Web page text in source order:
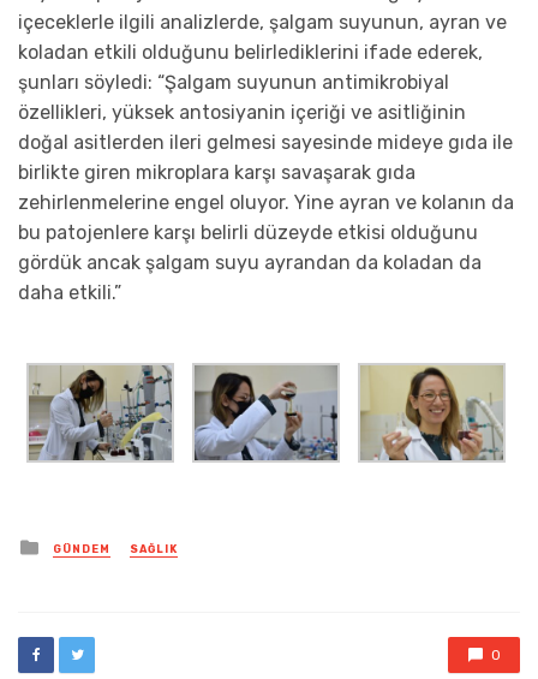
içeceklerle ilgili analizlerde, şalgam suyunun, ayran ve
koladan etkili olduğunu belirlediklerini ifade ederek,
şunları söyledi: “Şalgam suyunun antimikrobiyal
özellikleri, yüksek antosiyanin içeriği ve asitliğinin
doğal asitlerden ileri gelmesi sayesinde mideye gıda ile
birlikte giren mikroplara karşı savaşarak gıda
zehirlenmelerine engel oluyor. Yine ayran ve kolanın da
bu patojenlere karşı belirli düzeyde etkisi olduğunu
gördük ancak şalgam suyu ayrandan da koladan da
daha etkili.”
Posted
in
GÜNDEM SAĞLIK
0